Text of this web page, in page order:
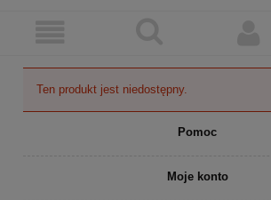
Ten produkt jest niedostępny.
Pomoc
Moje konto